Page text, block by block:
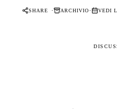
SHARE · ARCHIVIO· VEDI